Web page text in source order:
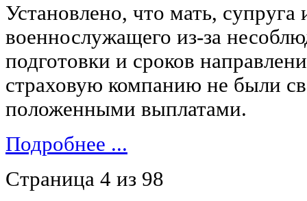
Установлено, что мать, супруга
военнослужащего из-за
подготовки и сроков
страховую компанию не были
положенными выплатами.
Подробнее ...
Страница 4 из 98